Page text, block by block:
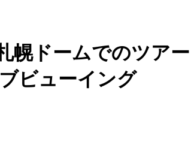
幌ドームでのツア
ビューイング